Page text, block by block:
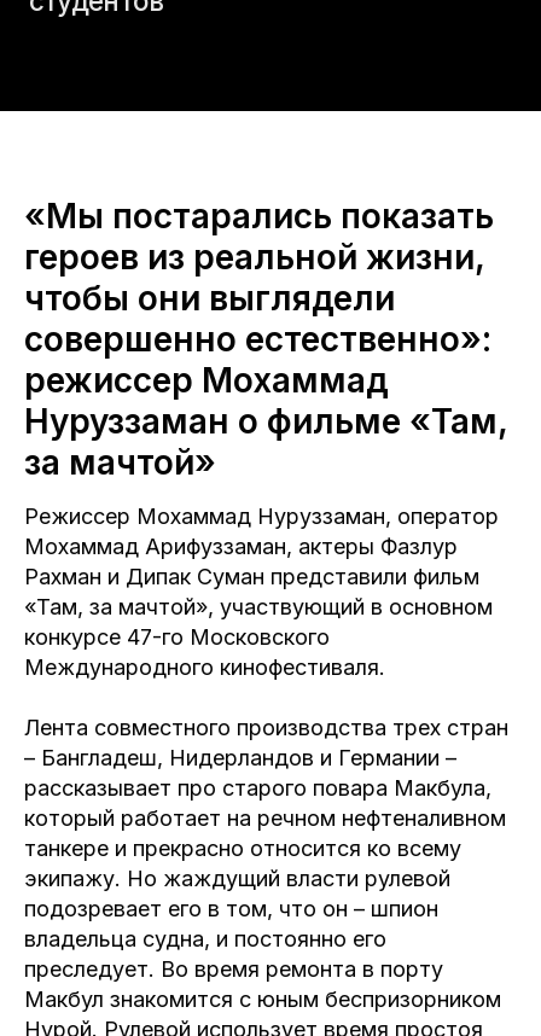
«Мы постарались показать
героев из реальной жизни,
чтобы они выглядели
совершенно естественно»:
режиссер Мохаммад
Нуруззаман о фильме «Там,
за мачтой»
Режиссер Мохаммад Нуруззаман, оператор
Мохаммад Арифуззаман, актеры Фазлур
Рахман и Дипак Суман представили фильм
«Там, за мачтой», участвующий в основном
конкурсе 47-го Московского
Международного кинофестиваля.
Лента совместного производства трех стран
– Бангладеш, Нидерландов и Германии –
рассказывает про старого повара Макбула,
который работает на речном нефтеналивном
танкере и прекрасно относится ко всему
экипажу. Но жаждущий власти рулевой
подозревает его в том, что он – шпион
владельца судна, и постоянно его
преследует. Во время ремонта в порту
Макбул знакомится с юным беспризорником
Нурой. Рулевой использует время простоя